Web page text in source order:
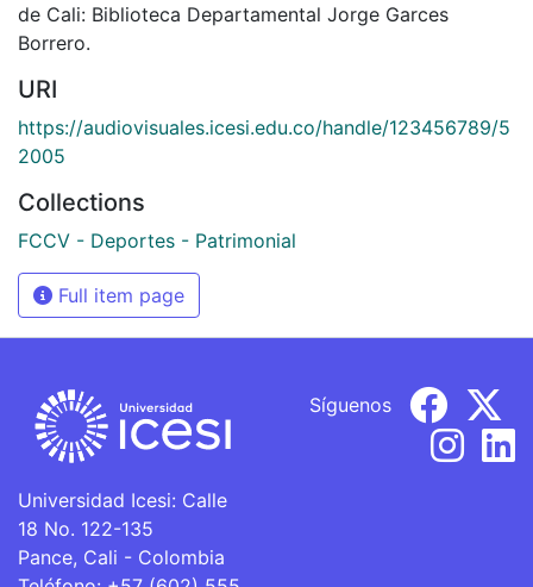
de Cali: Biblioteca Departamental Jorge Garces
Borrero.
URI
https://audiovisuales.icesi.edu.co/handle/123456789/5
2005
Collections
FCCV - Deportes - Patrimonial
Full item page
Universidad Icesi: Calle
18 No. 122-135
Pance, Cali - Colombia
Síguenos